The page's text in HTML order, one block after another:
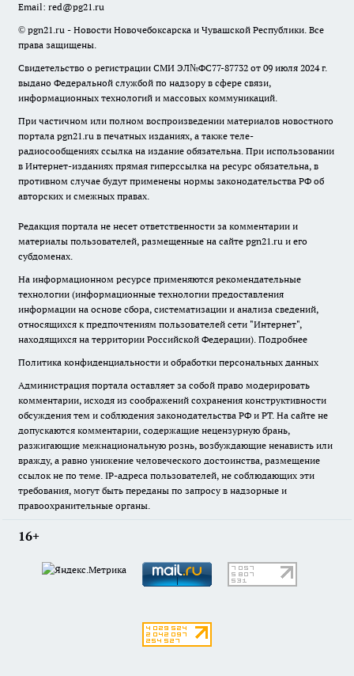
Email: red@pg21.ru
© pgn21.ru - Новости Новочебоксарска и Чувашской Республики. Все
права защищены.
Свидетельство о регистрации СМИ ЭЛ№ФС77-87732 от 09 июля 2024 г.
выдано Федеральной службой по надзору в сфере связи,
информационных технологий и массовых коммуникаций.
При частичном или полном воспроизведении материалов новостного
портала pgn21.ru в печатных изданиях, а также теле-
радиосообщениях ссылка на издание обязательна. При использовании
в Интернет-изданиях прямая гиперссылка на ресурс обязательна, в
противном случае будут применены нормы законодательства РФ об
авторских и смежных правах.
Редакция портала не несет ответственности за комментарии и
материалы пользователей, размещенные на сайте pgn21.ru и его
субдоменах.
На информационном ресурсе применяются рекомендательные
технологии (информационные технологии предоставления
информации на основе сбора, систематизации и анализа сведений,
относящихся к предпочтениям пользователей сети "Интернет",
находящихся на территории Российской Федерации). Подробнее
Политика конфиденциальности и обработки персональных данных
Администрация портала оставляет за собой право модерировать
комментарии, исходя из соображений сохранения конструктивности
обсуждения тем и соблюдения законодательства РФ и РТ. На сайте не
допускаются комментарии, содержащие нецензурную брань,
разжигающие межнациональную рознь, возбуждающие ненависть или
вражду, а равно унижение человеческого достоинства, размещение
ссылок не по теме. IP-адреса пользователей, не соблюдающих эти
требования, могут быть переданы по запросу в надзорные и
правоохранительные органы.
16+